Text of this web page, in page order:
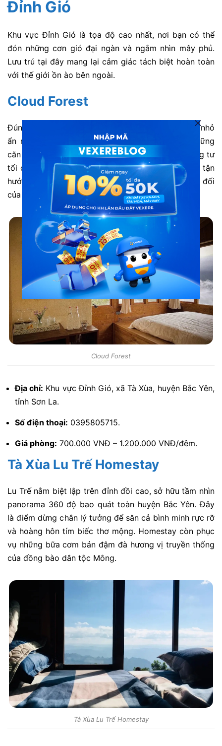
Đỉnh Gió
Khu vực Đỉnh Gió là tọa độ cao nhất, nơi bạn có thể
đón những cơn gió đại ngàn và ngắm nhìn mây phủ.
Lưu trú tại đây mang lại cảm giác tách biệt hoàn toàn
với thế giới ồn ào bên ngoài.
Cloud Forest
Đúng như tên gọi, homestay tựa như một khu rừng nhỏ
ẩn mình trong màn sương mờ ảo quanh năm. Những
căn bungalow riêng biệt mang đến không gian riêng tư
tối đa cho các cặp đôi hoặc gia đình. Bạn sẽ được tận
hưởng bầu không khí trong lành và tĩnh lặng tuyệt đối
của núi rừng Sơn La.
Cloud Forest
Địa chỉ: Khu vực Đỉnh Gió, xã Tà Xùa, huyện Bắc Yên,
tỉnh Sơn La.
Số điện thoại: 0395805715.
Giá phòng: 700.000 VNĐ – 1.200.000 VNĐ/đêm.
Tà Xùa Lu Trế Homestay
Lu Trế nằm biệt lập trên đỉnh đồi cao, sở hữu tầm nhìn
panorama 360 độ bao quát toàn huyện Bắc Yên. Đây
là điểm dừng chân lý tưởng để săn cả bình minh rực rỡ
và hoàng hôn tím biếc thơ mộng. Homestay còn phục
vụ những bữa cơm bản đậm đà hương vị truyền thống
của đồng bào dân tộc Mông.
Tà Xùa Lu Trế Homestay